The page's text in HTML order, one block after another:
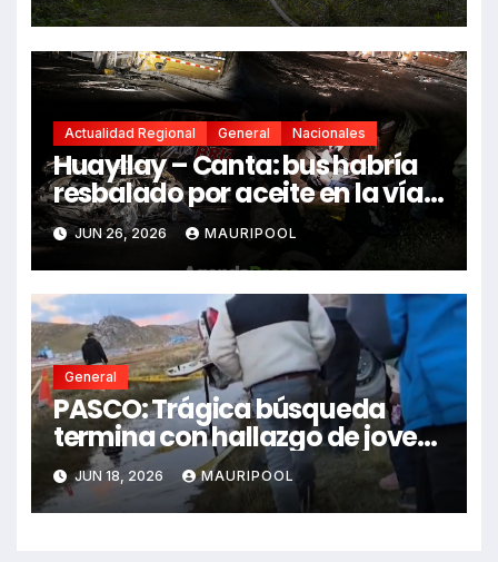
Actualidad Regional General Nacionales
Huayllay – Canta: bus habría
resbalado por aceite en la vía e
impactó auto siniestrado
dejando dos fallecidos
JUN 26, 2026 MAURIPOOL
General
PASCO: Trágica búsqueda
termina con hallazgo de joven
sin vida en Rancas
JUN 18, 2026 MAURIPOOL